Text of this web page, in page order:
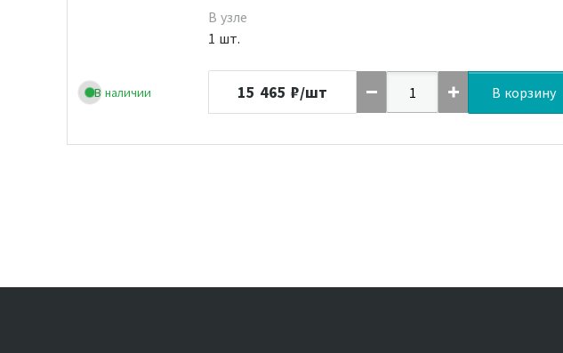
В наличии
В узле
1 шт.
15 465 ₽/шт В корзину